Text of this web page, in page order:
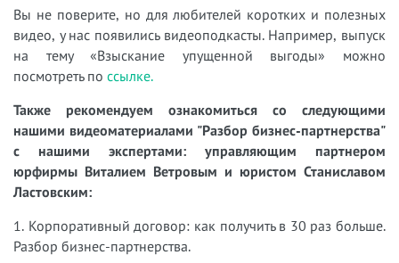
Вы не поверите, но для любителей коротких и полезных
видео, у нас появились видеоподкасты. Например, выпуск
на тему «Взыскание упущенной выгоды» можно
посмотреть по ссылке.
Также рекомендуем ознакомиться со следующими
нашими видеоматериалами "Разбор бизнес-партнерства"
с нашими экспертами: управляющим партнером
юрфирмы Виталием Ветровым и юристом Станиславом
Ластовским:
1. Корпоративный договор: как получить в 30 раз больше.
Разбор бизнес-партнерства.